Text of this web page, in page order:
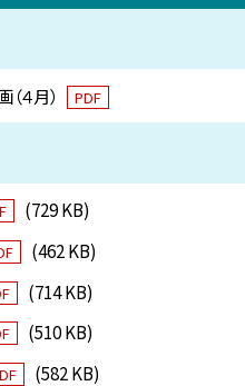
４月） PDF
(729 KB)
(462 KB)
(714 KB)
(510 KB)
(582 KB)